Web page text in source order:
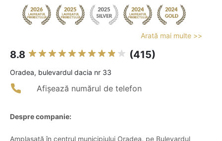
Arată mai multe >>
8.8 (415)
Oradea, bulevardul dacia nr 33
Afișează numărul de telefon
Despre companie:
Amplasată în centrul municipiului Oradea, pe Bulevardul